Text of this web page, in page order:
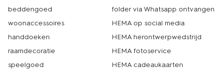
beddengoed
woonaccessoires
handdoeken
raamdecoratie
speelgoed
folder via Whatsapp ontvangen
HEMA op social media
HEMA herontwerpwedstrijd
HEMA fotoservice
HEMA cadeaukaarten